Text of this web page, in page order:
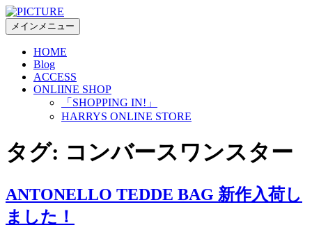
コ
ン
プ
メインメニュー
HOME
Blog
ACCESS
ONLIINE SHOP
「SHOPPING IN!」
HARRYS ONLINE STORE
タグ: コンバースワンスター
ANTONELLO TEDDE BAG 新作入荷し
ました！